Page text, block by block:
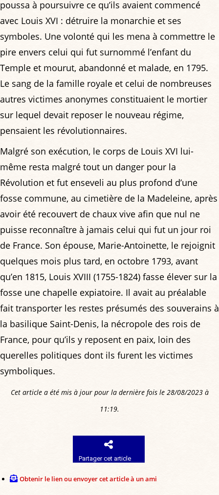
poussa à poursuivre ce qu’ils avaient commencé
avec Louis XVI : détruire la monarchie et ses
symboles. Une volonté qui les mena à commettre le
pire envers celui qui fut surnommé l’enfant du
Temple et mourut, abandonné et malade, en 1795.
Le sang de la famille royale et celui de nombreuses
autres victimes anonymes constituaient le mortier
sur lequel devait reposer le nouveau régime,
pensaient les révolutionnaires.
Malgré son exécution, le corps de Louis XVI lui-
même resta malgré tout un danger pour la
Révolution et fut enseveli au plus profond d’une
fosse commune, au cimetière de la Madeleine, après
avoir été recouvert de chaux vive afin que nul ne
puisse reconnaître à jamais celui qui fut un jour roi
de France. Son épouse, Marie-Antoinette, le rejoignit
quelques mois plus tard, en octobre 1793, avant
qu’en 1815, Louis XVIII (1755-1824) fasse élever sur la
fosse une chapelle expiatoire. Il avait au préalable
fait transporter les restes présumés des souverains à
la basilique Saint-Denis, la nécropole des rois de
France, pour qu’ils y reposent en paix, loin des
querelles politiques dont ils furent les victimes
symboliques.
Cet article a été mis à jour pour la dernière fois le 28/08/2023 à
11:19.
Partager cet article
Obtenir le lien ou envoyer cet article à un ami